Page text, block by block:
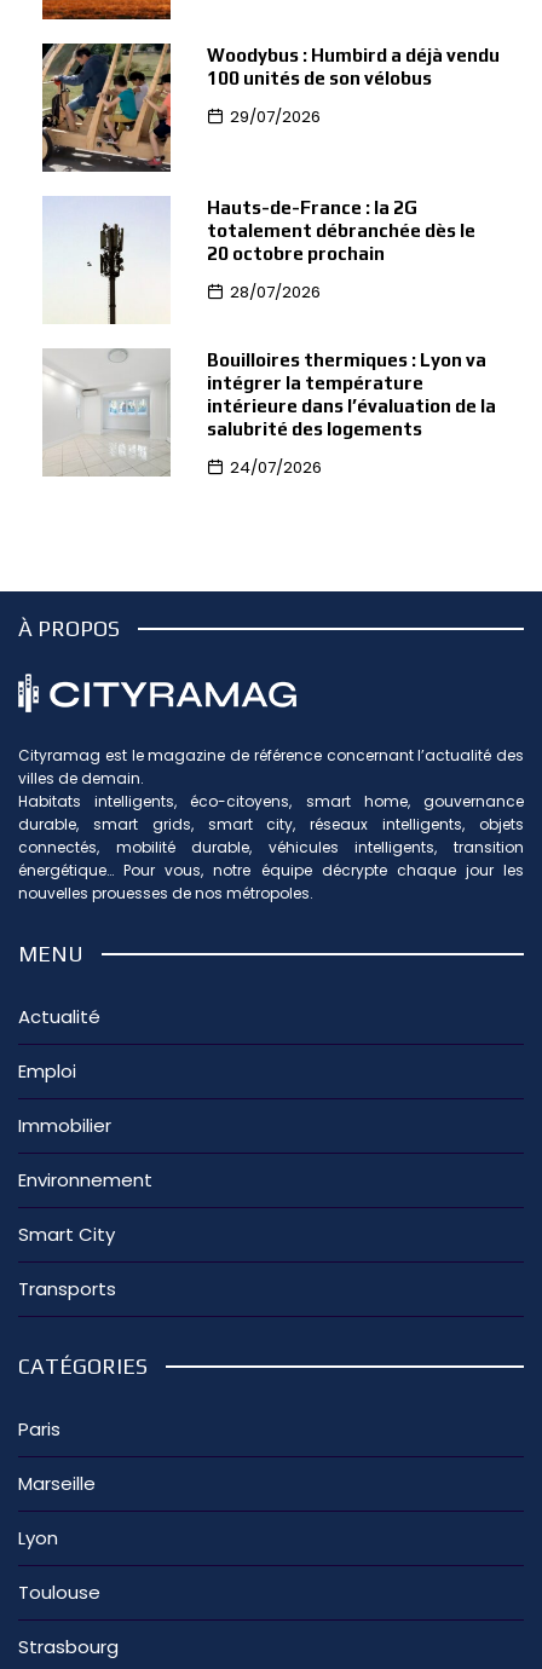
Woodybus : Humbird a déjà vendu
100 unités de son vélobus
29/07/2026
Hauts-de-France : la 2G
totalement débranchée dès le
20 octobre prochain
28/07/2026
Bouilloires thermiques : Lyon va
intégrer la température
intérieure dans l’évaluation de la
salubrité des logements
24/07/2026
À PROPOS
Cityramag est le magazine de référence concernant l’actualité des
villes de demain.
Habitats intelligents, éco-citoyens, smart home, gouvernance
durable, smart grids, smart city, réseaux intelligents, objets
connectés, mobilité durable, véhicules intelligents, transition
énergétique… Pour vous, notre équipe décrypte chaque jour les
nouvelles prouesses de nos métropoles.
MENU
Actualité
Emploi
Immobilier
Environnement
Smart City
Transports
CATÉGORIES
Paris
Marseille
Lyon
Toulouse
Strasbourg